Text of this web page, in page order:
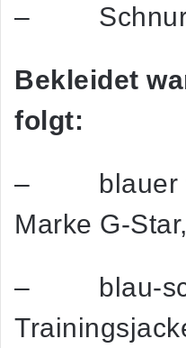
–
Bekleidet
folgt:
– blauer
Marke G-
– blau-